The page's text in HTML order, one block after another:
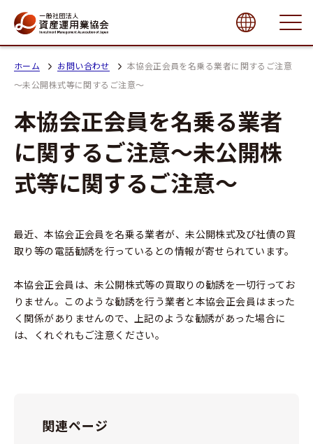
close
ホーム お問い合わせ
本協会正会員を名乗る業者に関するご注意
～未公開株式等に関するご注意～
本協会正会員を名乗る業者
に関するご注意～未公開株
式等に関するご注意～
最近、本協会正会員を名乗る業者が、未公開株式及び社債の買
取り等の電話勧誘を行っているとの情報が寄せられています。
本協会正会員は、未公開株式等の買取りの勧誘を一切行ってお
りません。このような勧誘を行う業者と本協会正会員はまった
く関係がありませんので、上記のような勧誘があった場合に
は、くれぐれもご注意ください。
関連ページ